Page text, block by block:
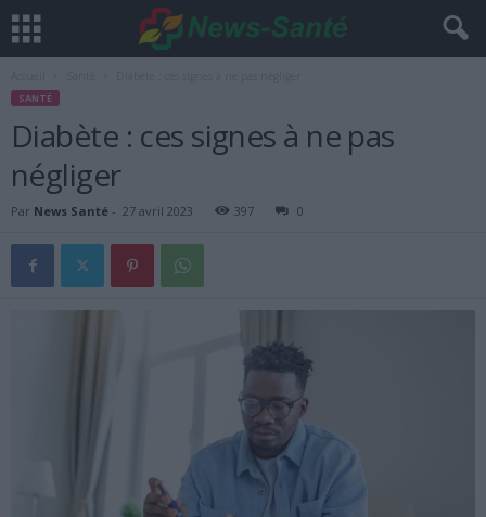
SANTÉ
Diabète : ces signes à ne pas
négliger
Par News Santé - 27 avril 2023 397 0